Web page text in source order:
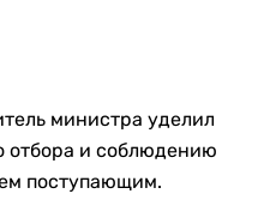
министра уделил
отбора и соблюдению
поступающим.